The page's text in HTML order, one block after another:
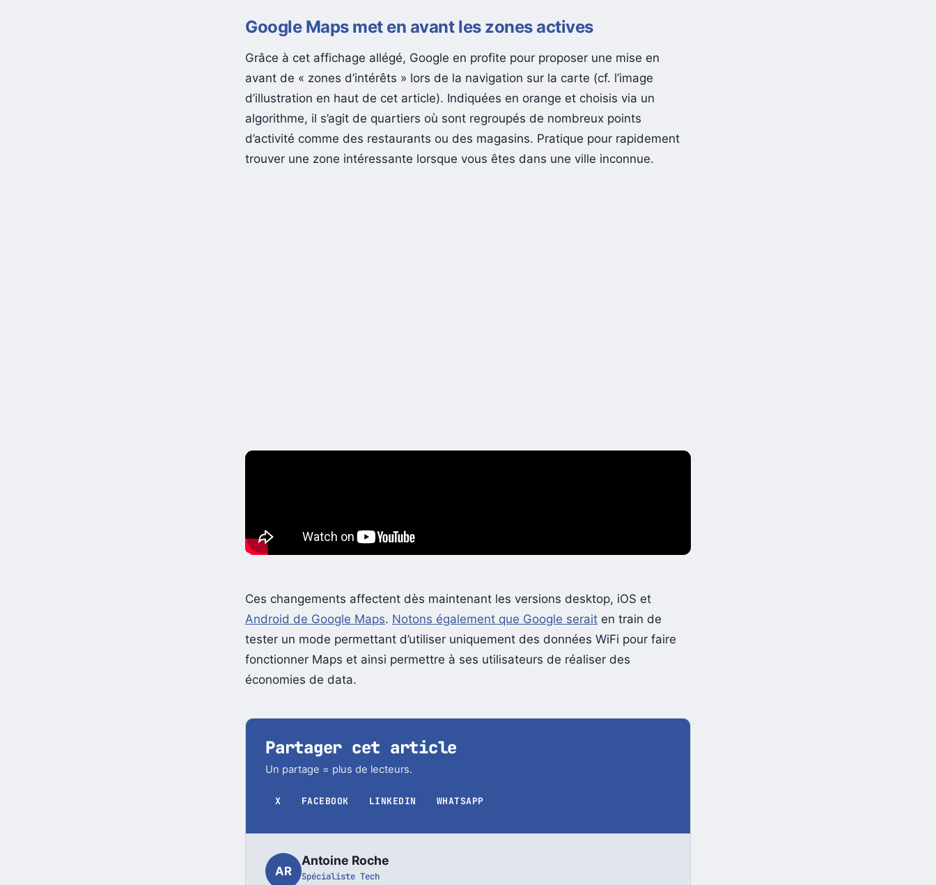
Google Maps met en avant les zones actives
Grâce à cet affichage allégé, Google en profite pour proposer une mise en
avant de « zones d’intérêts » lors de la navigation sur la carte (cf. l’image
d’illustration en haut de cet article). Indiquées en orange et choisis via un
algorithme, il s’agit de quartiers où sont regroupés de nombreux points
d’activité comme des restaurants ou des magasins. Pratique pour rapidement
trouver une zone intéressante lorsque vous êtes dans une ville inconnue.
Ces changements affectent dès maintenant les versions desktop, iOS et
Android de Google Maps. Notons également que Google serait en train de
tester un mode permettant d’utiliser uniquement des données WiFi pour faire
fonctionner Maps et ainsi permettre à ses utilisateurs de réaliser des
économies de data.
Partager cet article
Un partage = plus de lecteurs.
X FACEBOOK LINKEDIN WHATSAPP
AR
Antoine Roche
Spécialiste Tech